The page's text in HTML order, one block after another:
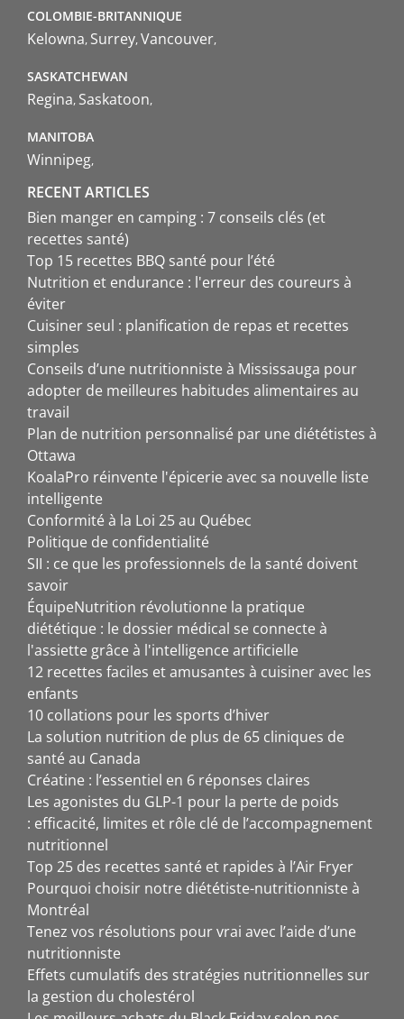
COLOMBIE-BRITANNIQUE
Kelowna Surrey Vancouver
SASKATCHEWAN
Regina Saskatoon
MANITOBA
Winnipeg
RECENT ARTICLES
Bien manger en camping : 7 conseils clés (et
recettes santé)
Top 15 recettes BBQ santé pour l’été
Nutrition et endurance : l'erreur des coureurs à
éviter
Cuisiner seul : planification de repas et recettes
simples
Conseils d’une nutritionniste à Mississauga pour
adopter de meilleures habitudes alimentaires au
travail
Plan de nutrition personnalisé par une diététistes à
Ottawa
KoalaPro réinvente l'épicerie avec sa nouvelle liste
intelligente
Conformité à la Loi 25 au Québec
Politique de confidentialité
SII : ce que les professionnels de la santé doivent
savoir
ÉquipeNutrition révolutionne la pratique
diététique : le dossier médical se connecte à
l'assiette grâce à l'intelligence artificielle
12 recettes faciles et amusantes à cuisiner avec les
enfants
10 collations pour les sports d’hiver
La solution nutrition de plus de 65 cliniques de
santé au Canada
Créatine : l’essentiel en 6 réponses claires
Les agonistes du GLP-1 pour la perte de poids
: efficacité, limites et rôle clé de l’accompagnement
nutritionnel
Top 25 des recettes santé et rapides à l’Air Fryer
Pourquoi choisir notre diététiste-nutritionniste à
Montréal
Tenez vos résolutions pour vrai avec l’aide d’une
nutritionniste
Effets cumulatifs des stratégies nutritionnelles sur
la gestion du cholestérol